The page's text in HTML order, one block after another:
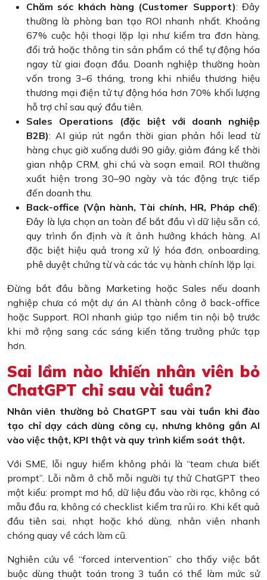
Chăm sóc khách hàng (Customer Support): Đây
thường là phòng ban tạo ROI nhanh nhất. Khoảng
67% cuộc hội thoại lặp lại như kiểm tra đơn hàng,
đổi trả hoặc thông tin sản phẩm có thể tự động hóa
ngay từ giai đoạn đầu. Doanh nghiệp thường hoàn
vốn trong 3–6 tháng, trong khi nhiều thương hiệu
thương mại điện tử tự động hóa hơn 70% khối lượng
hỗ trợ chỉ sau quý đầu tiên.
Sales Operations (đặc biệt với doanh nghiệp
B2B): AI giúp rút ngắn thời gian phản hồi lead từ
hàng chục giờ xuống dưới 90 giây, giảm đáng kể thời
gian nhập CRM, ghi chú và soạn email. ROI thường
xuất hiện trong 30–90 ngày và tác động trực tiếp
đến doanh thu.
Back-office (Vận hành, Tài chính, HR, Pháp chế):
Đây là lựa chọn an toàn để bắt đầu vì dữ liệu sẵn có,
quy trình ổn định và ít ảnh hưởng khách hàng. AI
đặc biệt hiệu quả trong xử lý hóa đơn, onboarding,
phê duyệt chứng từ và các tác vụ hành chính lặp lại.
Đừng bắt đầu bằng Marketing hoặc Sales nếu doanh
nghiệp chưa có một dự án AI thành công ở back-office
hoặc Support. ROI nhanh giúp tạo niềm tin nội bộ trước
khi mở rộng sang các sáng kiến tăng trưởng phức tạp
hơn.
Sai lầm nào khiến nhân viên bỏ
ChatGPT chỉ sau vài tuần?
Nhân viên thường bỏ ChatGPT sau vài tuần khi đào
tạo chỉ dạy cách dùng công cụ, nhưng không gắn AI
vào việc thật, KPI thật và quy trình kiểm soát thật.
Với SME, lỗi nguy hiểm không phải là “team chưa biết
prompt”. Lỗi nằm ở chỗ mỗi người tự thử ChatGPT theo
một kiểu: prompt mơ hồ, dữ liệu đầu vào rời rạc, không có
mẫu đầu ra, không có checklist kiểm tra rủi ro. Khi kết quả
đầu tiên sai, nhạt hoặc khó dùng, nhân viên nhanh
chóng quay về cách làm cũ.
Nghiên cứu về “forced intervention” cho thấy việc bắt
buộc dùng thuật toán trong 3 tuần có thể làm mức sử